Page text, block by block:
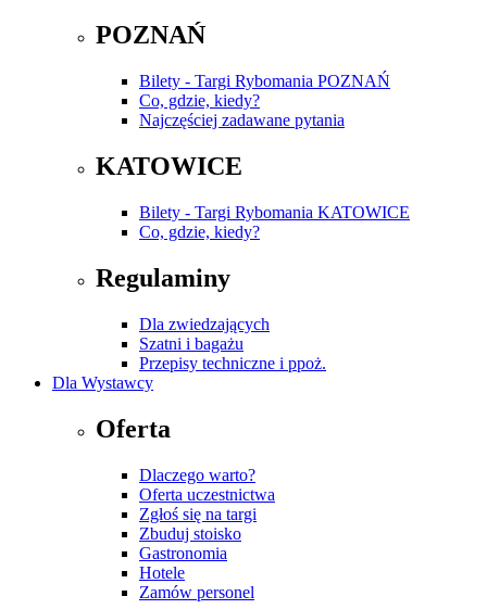
POZNAŃ
Bilety - Targi Rybomania POZNAŃ
Co, gdzie, kiedy?
Najczęściej zadawane pytania
KATOWICE
Bilety - Targi Rybomania KATOWICE
Co, gdzie, kiedy?
Regulaminy
Dla zwiedzających
Szatni i bagażu
Przepisy techniczne i ppoż.
Dla Wystawcy
Oferta
Dlaczego warto?
Oferta uczestnictwa
Zgłoś się na targi
Zbuduj stoisko
Gastronomia
Hotele
Zamów personel